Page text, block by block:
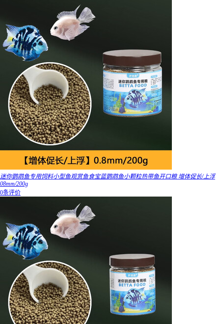
迷你鹦鹉鱼专用饲料小型鱼观赏鱼食宝蓝鹦鹉鱼小颗粒热带鱼开口粮 增体促长/上浮
08mm/200g
0条评价